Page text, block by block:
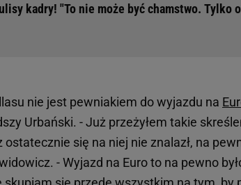
kadry! "To nie może być chamstwo. Tylko
nie jest pewniakiem do wyjazdu na
Urbański. - Już przeżyłem takie
ostatecznie się na niej nie znalazł, na
- Wyjazd na Euro to na pewno